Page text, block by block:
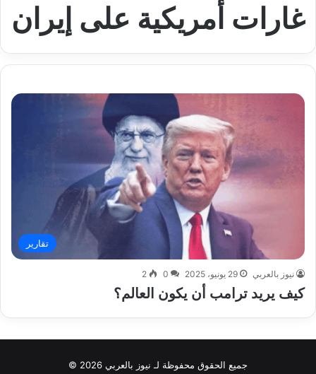
غارات أمريكية على إيران
تقارير
نيوز بالعربي 29 يونيو، 2025 0
2
كيف يريد ترامب أن يكون العالم؟
جميع الحقوق محفوظة لـ نيوز بالعربي 2026 ©